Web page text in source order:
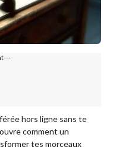
hors ligne sans te
comment un
tes morceaux